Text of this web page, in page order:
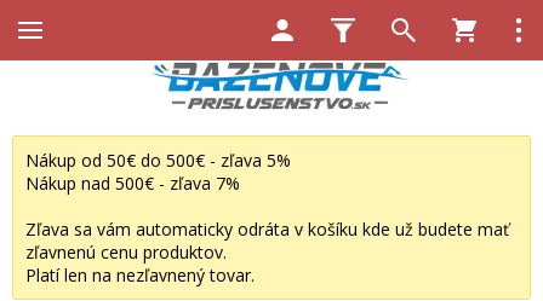
Nákup od 50€ do 500€ - zľava 5%
Nákup nad 500€ - zľava 7%
Zľava sa vám automaticky odráta v košíku kde už budete mať
zľavnenú cenu produktov.
Platí len na nezľavnený tovar.